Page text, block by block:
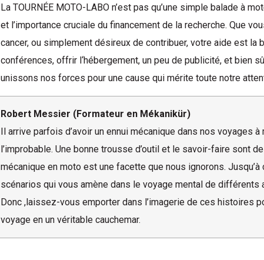
La TOURNÉE MOTO-LABO n’est pas qu’une simple balade à
et l’importance cruciale du financement de la recherche. Que
cancer, ou simplement désireux de contribuer, votre aide est
conférences, offrir l‘hébergement, un peu de publicité, et bien
unissons nos forces pour une cause qui mérite toute notre
Robert Messier (Formateur en Mékanikür)
Il arrive parfois d’avoir un ennui mécanique dans nos
l’improbable. Une bonne trousse d’outil et le savoir-faire sont
mécanique en moto est une facette que nous ignorons.
scénarios qui vous amène dans le voyage mental de
Donc ,laissez-vous emporter dans l’imagerie de ces histoires
voyage en un véritable cauchemar.